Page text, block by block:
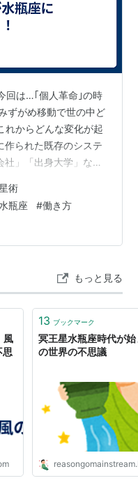
回は…｢個人革命｣の時
ずがめ移動で世の中ど
れからどんな変化が起
作られた既存のシステ
」「出身大学」など
「学歴」「会社名」
なる ・大学を卒業し
よりも「その人が何
「占い師」といったよ
術
瓶座 #働き方
もっと見る
風
思
13 ブックマーク
冥王星水瓶座時代が
の世界の不思議